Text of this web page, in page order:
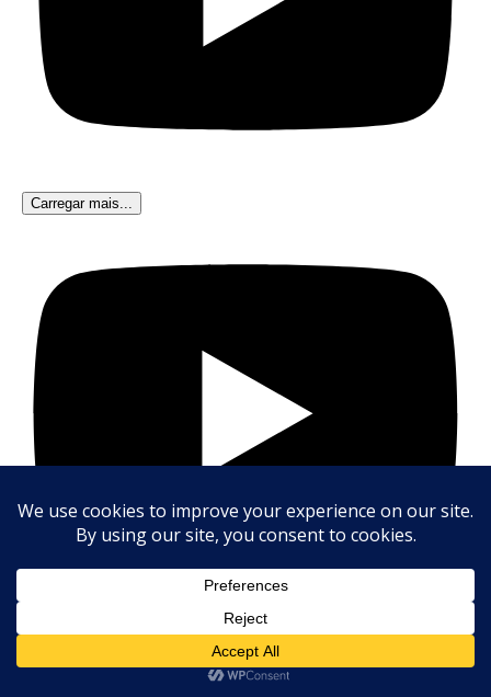
Carregar mais...
Assinar Olá, Como posso ajudar?